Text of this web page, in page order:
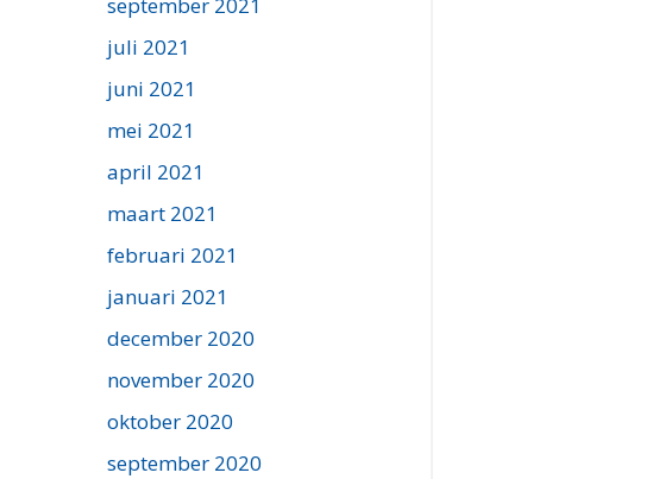
september 2021
juli 2021
juni 2021
mei 2021
april 2021
maart 2021
februari 2021
januari 2021
december 2020
november 2020
oktober 2020
september 2020